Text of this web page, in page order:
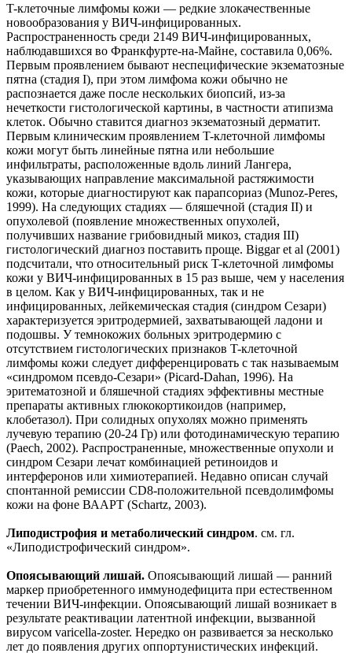
T-клеточные лимфомы кожи — редкие злокачественные
новообразования у ВИЧ-инфицированных.
Распространенность среди 2149 ВИЧ-инфицированных,
наблюдавшихся во Франкфурте-на-Майне, составила 0,06%.
Первым проявлением бывают неспецифические экзематозные
пятна (стадия I), при этом лимфома кожи обычно не
распознается даже после нескольких биопсий, из-за
нечеткости гистологической картины, в частности атипизма
клеток. Обычно ставится диагноз экзематозный дерматит.
Первым клиническим проявлением T-клеточной лимфомы
кожи могут быть линейные пятна или небольшие
инфильтраты, расположенные вдоль линий Лангера,
указывающих направление максимальной растяжимости
кожи, которые диагностируют как парапсориаз (Munoz-Peres,
1999). На следующих стадиях — бляшечной (стадия II) и
опухолевой (появление множественных опухолей,
получивших название грибовидный микоз, стадия III)
гистологический диагноз поставить проще. Biggar et al (2001)
подсчитали, что относительный риск T-клеточной лимфомы
кожи у ВИЧ-инфицированных в 15 раз выше, чем у населения
в целом. Как у ВИЧ-инфицированных, так и не
инфицированных, лейкемическая стадия (синдром Сезари)
характеризуется эритродермией, захватывающей ладони и
подошвы. У темнокожих больных эритродермию с
отсутствием гистологических признаков T-клеточной
лимфомы кожи следует дифференцировать с так называемым
«синдромом псевдо-Сезари» (Picard-Dahan, 1996). На
эритематозной и бляшечной стадиях эффективны местные
препараты активных глюкокортикоидов (например,
клобетазол). При солидных опухолях можно применять
лучевую терапию (20-24 Гр) или фотодинамическую терапию
(Paech, 2002). Распространенные, множественные опухоли и
синдром Сезари лечат комбинацией ретиноидов и
интерферонов или химиотерапией. Недавно описан случай
спонтанной ремиссии CD8-положительной псевдолимфомы
кожи на фоне ВААРТ (Schartz, 2003).
Липодистрофия и метаболический синдром. см. гл.
«Липодистрофический синдром».
Опоясывающий лишай. Опоясывающий лишай — ранний
маркер приобретенного иммунодефицита при естественном
течении ВИЧ-инфекции. Опоясывающий лишай возникает в
результате реактивации латентной инфекции, вызванной
вирусом varicella-zoster. Нередко он развивается за несколько
лет до появления других оппортунистических инфекций.